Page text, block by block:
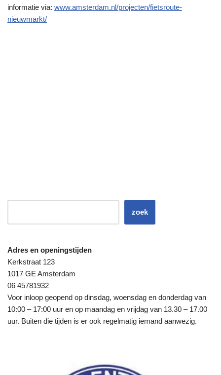
informatie via: www.amsterdam.nl/projecten/fietsroute-
nieuwmarkt/
zoek
Adres en openingstijden
Kerkstraat 123
1017 GE Amsterdam
06 45781932
Voor inloop geopend op dinsdag, woensdag en donderdag van
10:00 – 17:00 uur en op maandag en vrijdag van 13.30 – 17.00
uur. Buiten die tijden is er ook regelmatig iemand aanwezig.